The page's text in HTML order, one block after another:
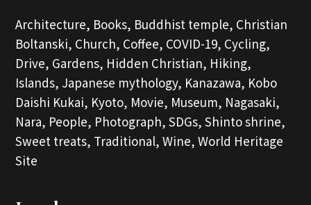
Architecture, Books, Buddhist temple, Christian
Boltanski, Church, Coffee, COVID-19, Cycling,
Drive, Gardens, Hidden Christian, Hiking,
Islands, Japanese mythology, Kanazawa, Kobo
Daishi Kukai, Kyoto, Movie, Museum, Nagasaki,
Nara, People, Photograph, SDGs, Shinto shrine,
Sweet treats, Traditional, Wine, World Heritage
Site